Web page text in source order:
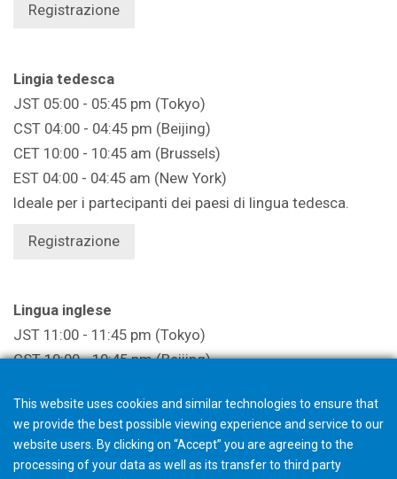
Registrazione
Lingia tedesca
JST 05:00 - 05:45 pm (Tokyo)
CST 04:00 - 04:45 pm (Beijing)
CET 10:00 - 10:45 am (Brussels)
EST 04:00 - 04:45 am (New York)
Ideale per i partecipanti dei paesi di lingua tedesca.
Registrazione
Lingua inglese
JST 11:00 - 11:45 pm (Tokyo)
CST 10:00 - 10:45 pm (Beijing)
EST 10:00 - 10:45 am (New York)
Ideale per i partecipanti delle Americhe e dell'Europa.
Registrazione
This website uses cookies and similar technologies to ensure that
we provide the best possible viewing experience and service to our
website users. By clicking on “Accept” you are agreeing to the
processing of your data as well as its transfer to third party